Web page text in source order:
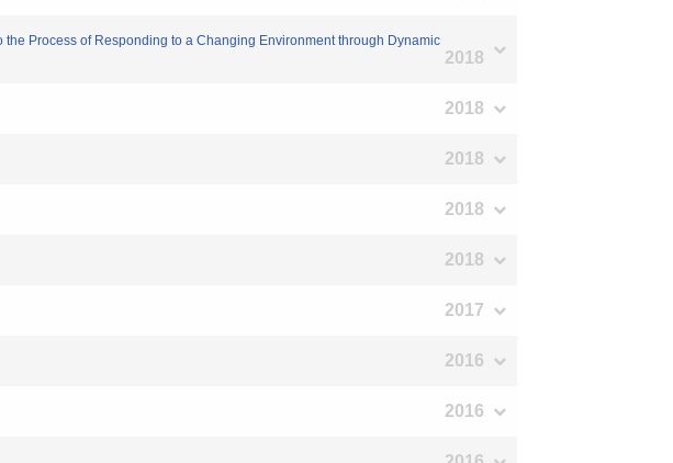
Process of Responding to a Changing Environment through Dynamic
2018
2018
2018
2018
2018
2017
2016
2016